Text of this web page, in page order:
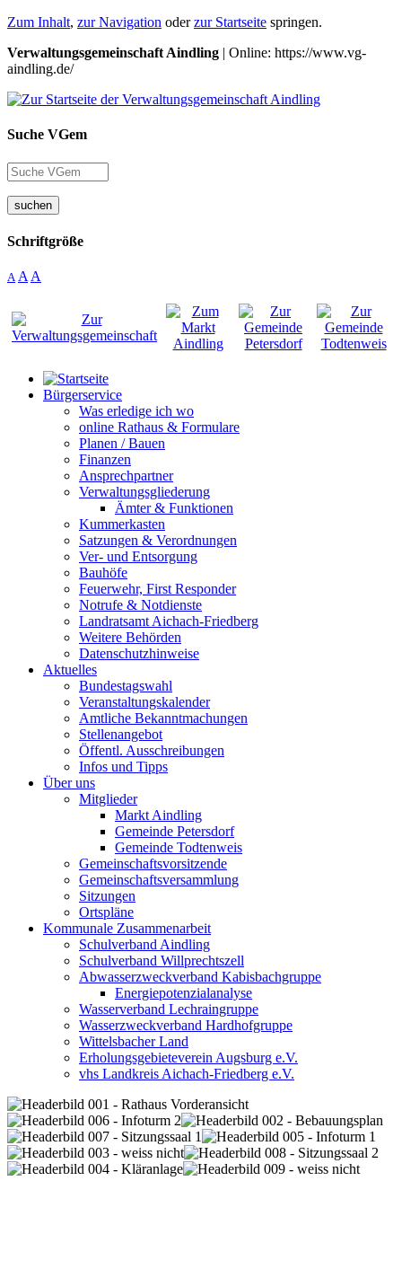
Zum Inhalt, zur Navigation oderzur Startseite springen.
Verwaltungsgemeinschaft Aindling | Online: https://www.vg-
aindling.de/
Suche VGem
suchen
Schriftgröße
A A A
Bürgerservice
Was erledige ich wo
online Rathaus & Formulare
Planen / Bauen
Finanzen
Ansprechpartner
Verwaltungsgliederung
Ämter & Funktionen
Kummerkasten
Satzungen & Verordnungen
Ver- und Entsorgung
Bauhöfe
Feuerwehr, First Responder
Notrufe & Notdienste
Landratsamt Aichach-Friedberg
Weitere Behörden
Datenschutzhinweise
Aktuelles
Bundestagswahl
Veranstaltungskalender
Amtliche Bekanntmachungen
Stellenangebot
Öffentl. Ausschreibungen
Infos und Tipps
Über uns
Mitglieder
Markt Aindling
Gemeinde Petersdorf
Gemeinde Todtenweis
Gemeinschaftsvorsitzende
Gemeinschaftsversammlung
Sitzungen
Ortspläne
Kommunale Zusammenarbeit
Schulverband Aindling
Schulverband Willprechtszell
Abwasserzweckverband Kabisbachgruppe
Energiepotenzialanalyse
Wasserverband Lechraingruppe
Wasserzweckverband Hardhofgruppe
Wittelsbacher Land
Erholungsgebieteverein Augsburg e.V.
vhs Landkreis Aichach-Friedberg e.V.